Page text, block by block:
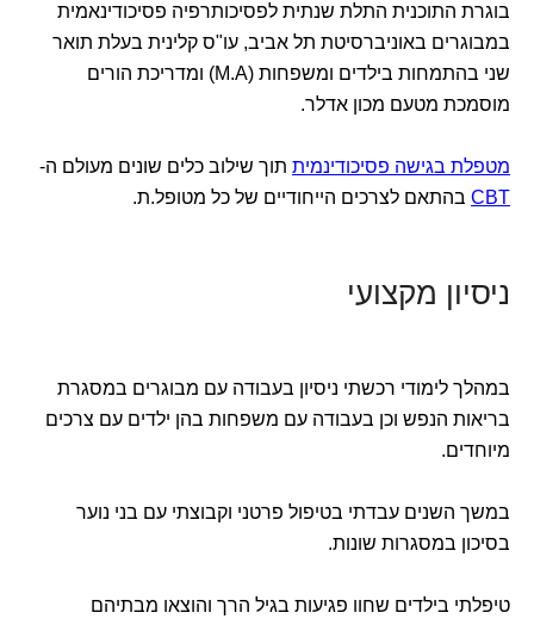
בוגרת התוכנית התלת שנתית לפסיכותרפיה פסיכודינאמית
במבוגרים באוניברסיטת תל אביב, עו"ס קלינית בעלת תואר
שני בהתמחות בילדים ומשפחות (M.A) ומדריכת הורים
מוסמכת מטעם מכון אדלר.
מטפלת בגישה פסיכודינמית תוך שילוב כלים שונים מעולם ה-
CBT בהתאם לצרכים הייחודיים של כל מטופל.ת.
ניסיון מקצועי
במהלך לימודי רכשתי ניסיון בעבודה עם מבוגרים במסגרת
בריאות הנפש וכן בעבודה עם משפחות בהן ילדים עם צרכים
מיוחדים.
במשך השנים עבדתי בטיפול פרטני וקבוצתי עם בני נוער
בסיכון במסגרות שונות.
טיפלתי בילדים שחוו פגיעות בגיל הרך והוצאו מבתיהם